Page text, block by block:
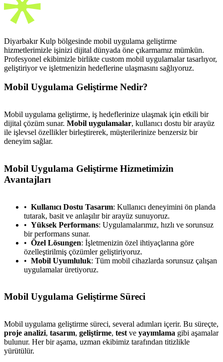
Diyarbakır Kulp bölgesinde mobil uygulama geliştirme
hizmetlerimizle işinizi dijital dünyada öne çıkarmamız mümkün.
Profesyonel ekibimizle birlikte custom mobil uygulamalar tasarlıyor,
geliştiriyor ve işletmenizin hedeflerine ulaşmasını sağlıyoruz.
Mobil Uygulama Geliştirme Nedir?
Mobil uygulama geliştirme, iş hedeflerinize ulaşmak için etkili bir
dijital çözüm sunar. Mobil uygulamalar, kullanıcı dostu bir arayüz
ile işlevsel özellikler birleştirerek, müşterilerinize benzersiz bir
deneyim sağlar.
Mobil Uygulama Geliştirme Hizmetimizin
Avantajları
Kullanıcı Dostu Tasarım: Kullanıcı deneyimini ön planda
tutarak, basit ve anlaşılır bir arayüz sunuyoruz.
Yüksek Performans: Uygulamalarımız, hızlı ve sorunsuz
bir performans sunar.
Özel Lösungen: İşletmenizin özel ihtiyaçlarına göre
özelleştirilmiş çözümler geliştiriyoruz.
Mobil Uyumluluk: Tüm mobil cihazlarda sorunsuz çalışan
uygulamalar üretiyoruz.
Mobil Uygulama Geliştirme Süreci
Mobil uygulama geliştirme süreci, several adımları içerir. Bu süreçte,
proje analizi, tasarım, geliştirme, test ve yayımlama gibi aşamalar
bulunur. Her bir aşama, uzman ekibimiz tarafından titizlikle
yürütülür.